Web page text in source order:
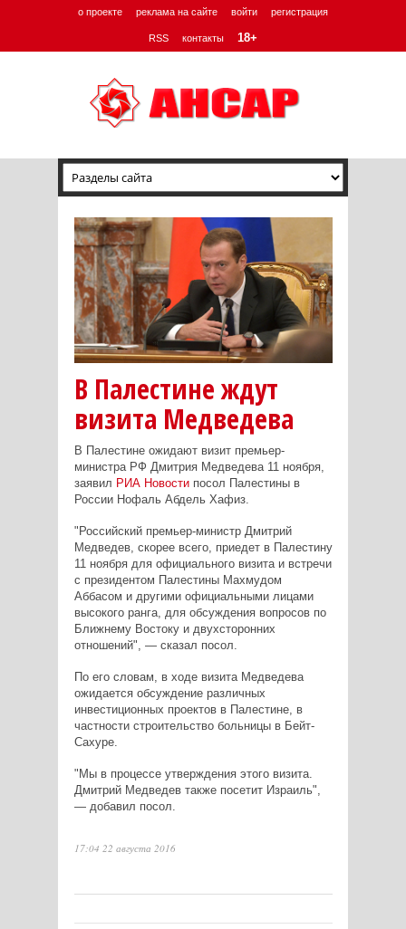
о проекте реклама на сайте войти регистрация
RSS контакты 18+
В Палестине ждут
визита Медведева
В Палестине ожидают визит премьер-
министра РФ Дмитрия Медведева 11 ноября,
заявил РИА Новостипосол Палестины в
России Нофаль Абдель Хафиз.
"Российский премьер-министр Дмитрий
Медведев, скорее всего, приедет в Палестину
11 ноября для официального визита и встречи
с президентом Палестины Махмудом
Аббасом и другими официальными лицами
высокого ранга, для обсуждения вопросов по
Ближнему Востоку и двухсторонних
отношений", — сказал посол.
По его словам, в ходе визита Медведева
ожидается обсуждение различных
инвестиционных проектов в Палестине, в
частности строительство больницы в Бейт-
Сахуре.
"Мы в процессе утверждения этого визита.
Дмитрий Медведев также посетит Израиль",
— добавил посол.
17:04 22 августа 2016